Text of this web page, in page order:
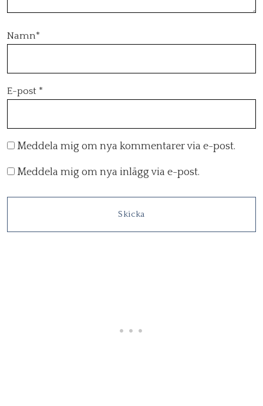
Namn*
E-post *
Meddela mig om nya kommentarer via e-post.
Meddela mig om nya inlägg via e-post.